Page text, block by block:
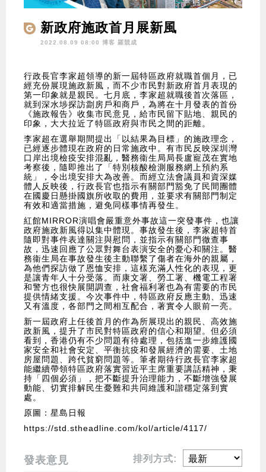
新政府施政首月展新風
2022.08.09 08:00 博客 羅競成
行政長官李家超領導的新一屆特區政府就職首個月，已
經充份展現施政新風，而不少市民對新政府首月表現的
第一印象就是親民。七月底，李家超就職後首次落區，
就到深水埗探訪劏房戶和商戶，為將在十月發表的首份
《施政報告》收集市民意見，給市民留下貼地、親民的
印象，大大拉近了特區政府與市民之間的距離。
李家超在選舉期間提出「以結果為目標」的施政理念，
已經逐步體現在政府的日常施政中。有市民反映深圳灣
口岸出境檢疫安排混亂，醫務衞生局局長盧寵茂在實地
考察後，隨即推出了「特別核酸檢測服務網上預約系
統」，令出境安排大為改善。而經立法會議員和資深媒
體人反映後，行政長官也指示有關部門豁免了民間團體
在國慶日懸掛國旗所收取的費用，並要求有關部門制定
有效和適當措施，避免同樣事情再發生。
紅館MIRROR演唱會嚴重意外事故這一突發事件，也讓
政府施政新風得以集中體現。事故發生後，李家超特首
隨即對事件表達關注與慰問，並指示有關部門徹查事
故，迅速回應了公眾對舞台表演安全的憂心和關注。醫
務衞生局在事故發生後主動聯繫了傷者在海外的親屬，
為他們探訪做了恩恤安排，這樣充滿人性化的表現，更
是讓青年人十分受落。而康文署、勞工署、機電工程署
和警方也很快展開調查，社會福利署也為有需要的市民
提供情緒支援。今次事件中，特區政府反應主動、迅速
又有溫度，各部門之間相互配合，著實令人眼前一亮。
新一屆政府上任後首月的作為所展現出的親民、高效施
政新風，提升了市民對特區政府的信心和期望。但必須
看到，香港仍有不少問題有待處理，包括進一步維護國
家安全和社會安定、平衡抗疫和發展經濟的需要、土地
房屋問題、跨代貧窮問題等。筆者期待行政長官李家超
能繼續帶領特區政府落實習近平主席重要講話精神，秉
持「四個必須」，把不斷提升治理能力，不斷增強發展
動能、切實排解民生憂難和共同維護和諧穩定落到實
處。
原圖：星島日報
https://std.stheadline.com/kol/article/4117/
發表意見 排列方式: